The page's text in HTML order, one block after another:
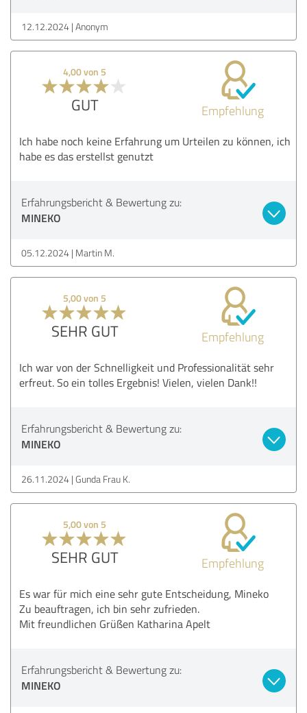
12.12.2024 Anonym
4,00 von 5
GUT Empfehlung
Ich habe noch keine Erfahrung um Urteilen zu können, ich
habe es das erstellst genutzt
Erfahrungsbericht & Bewertung zu:
MINEKO
05.12.2024 Martin M.
5,00 von 5
SEHR GUT Empfehlung
Ich war von der Schnelligkeit und Professionalität sehr
erfreut. So ein tolles Ergebnis! Vielen, vielen Dank!!
Erfahrungsbericht & Bewertung zu:
MINEKO
26.11.2024 Gunda Frau K.
5,00 von 5
SEHR GUT Empfehlung
Es war für mich eine sehr gute Entscheidung, Mineko
Zu beauftragen, ich bin sehr zufrieden.
Mit freundlichen Grüßen Katharina Apelt
Erfahrungsbericht & Bewertung zu:
MINEKO